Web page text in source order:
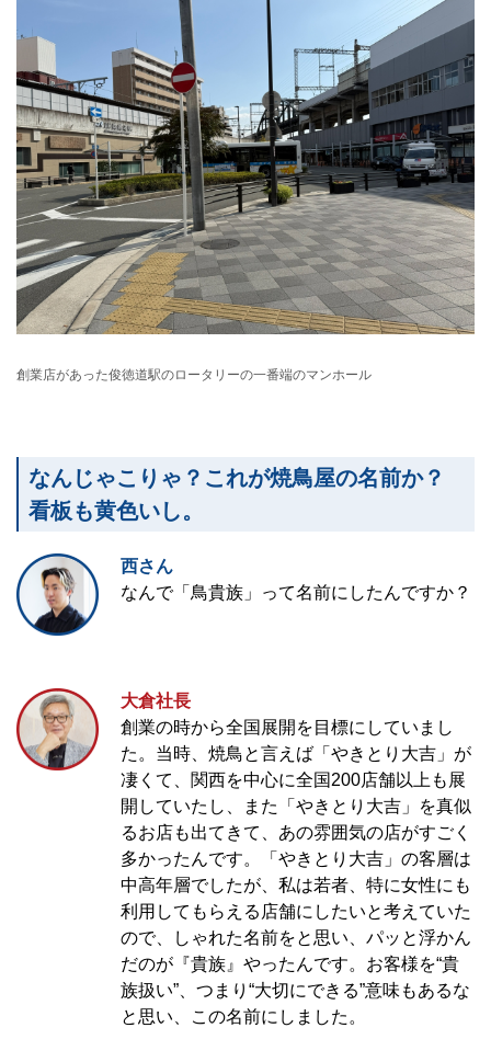
創業店があった俊徳道駅のロータリーの一番端のマンホール
なんじゃこりゃ？これが焼鳥屋の名前か？
看板も黄色いし。
西さん
なんで「鳥貴族」って名前にしたんですか？
大倉社長
創業の時から全国展開を目標にしていまし
た。当時、焼鳥と言えば「やきとり大吉」が
凄くて、関西を中心に全国200店舗以上も展
開していたし、また「やきとり大吉」を真似
るお店も出てきて、あの雰囲気の店がすごく
多かったんです。「やきとり大吉」の客層は
中高年層でしたが、私は若者、特に女性にも
利用してもらえる店舗にしたいと考えていた
ので、しゃれた名前をと思い、パッと浮かん
だのが『貴族』やったんです。お客様を“貴
族扱い”、つまり“大切にできる”意味もあるな
と思い、この名前にしました。